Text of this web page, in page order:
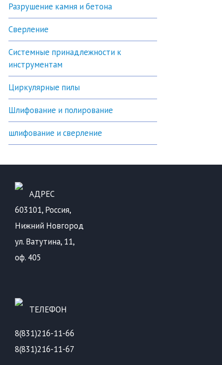
Разрушение камня и бетона
Сверление
Системные принадлежности к
инструментам
Циркулярные пилы
Шлифование и полирование
шлифование и сверление
АДРЕС
603101, Россия,
Нижний Новгород
ул. Ватутина, 11,
оф. 405
ТЕЛЕФОН
8(831)216-11-66
8(831)216-11-67